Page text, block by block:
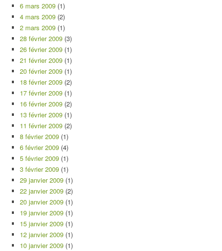
6 mars 2009 (1)
4 mars 2009 (2)
2 mars 2009 (1)
28 février 2009 (3)
26 février 2009 (1)
21 février 2009 (1)
20 février 2009 (1)
18 février 2009 (2)
17 février 2009 (1)
16 février 2009 (2)
13 février 2009 (1)
11 février 2009 (2)
8 février 2009 (1)
6 février 2009 (4)
5 février 2009 (1)
3 février 2009 (1)
29 janvier 2009 (1)
22 janvier 2009 (2)
20 janvier 2009 (1)
19 janvier 2009 (1)
15 janvier 2009 (1)
12 janvier 2009 (1)
10 janvier 2009 (1)